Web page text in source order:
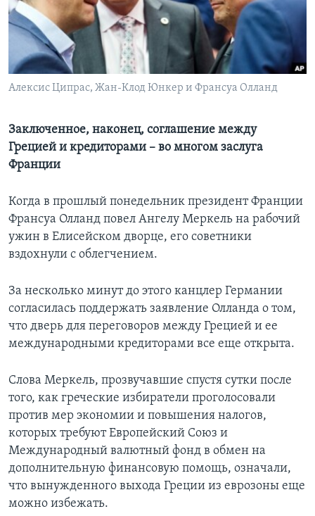
Learning English
СОЦИАЛЬНЫЕ СЕТИ
Языки
Алексис Ципрас, Жан-Клод Юнкер и Франсуа Олланд
Заключенное, наконец, соглашение между
Грецией и кредиторами – во многом заслуга
Франции
Когда в прошлый понедельник президент Франции
Франсуа Олланд повел Ангелу Меркель на рабочий
ужин в Елисейском дворце, его советники
вздохнули с облегчением.
За несколько минут до этого канцлер Германии
согласилась поддержать заявление Олланда о том,
что дверь для переговоров между Грецией и ее
международными кредиторами все еще открыта.
Слова Меркель, прозвучавшие спустя сутки после
того, как греческие избиратели проголосовали
против мер экономии и повышения налогов,
которых требуют Европейский Союз и
Международный валютный фонд в обмен на
дополнительную финансовую помощь, означали,
что вынужденного выхода Греции из еврозоны еще
можно избежать.